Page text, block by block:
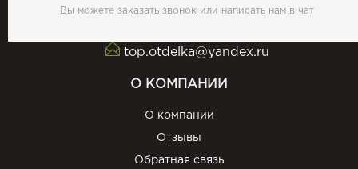
Вы можете заказать звонок или написать нам в чат
top.otdelka@yandex.ru
О КОМПАНИИ
О компании
Отзывы
Обратная связь